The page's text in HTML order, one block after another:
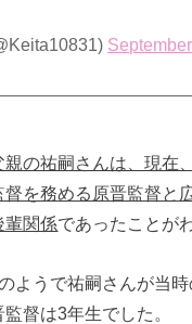
親の祐嗣さんは、現在
を務める原晋監督と
輩関係であったことが
ようで祐嗣さんが当
督は3年生でした。